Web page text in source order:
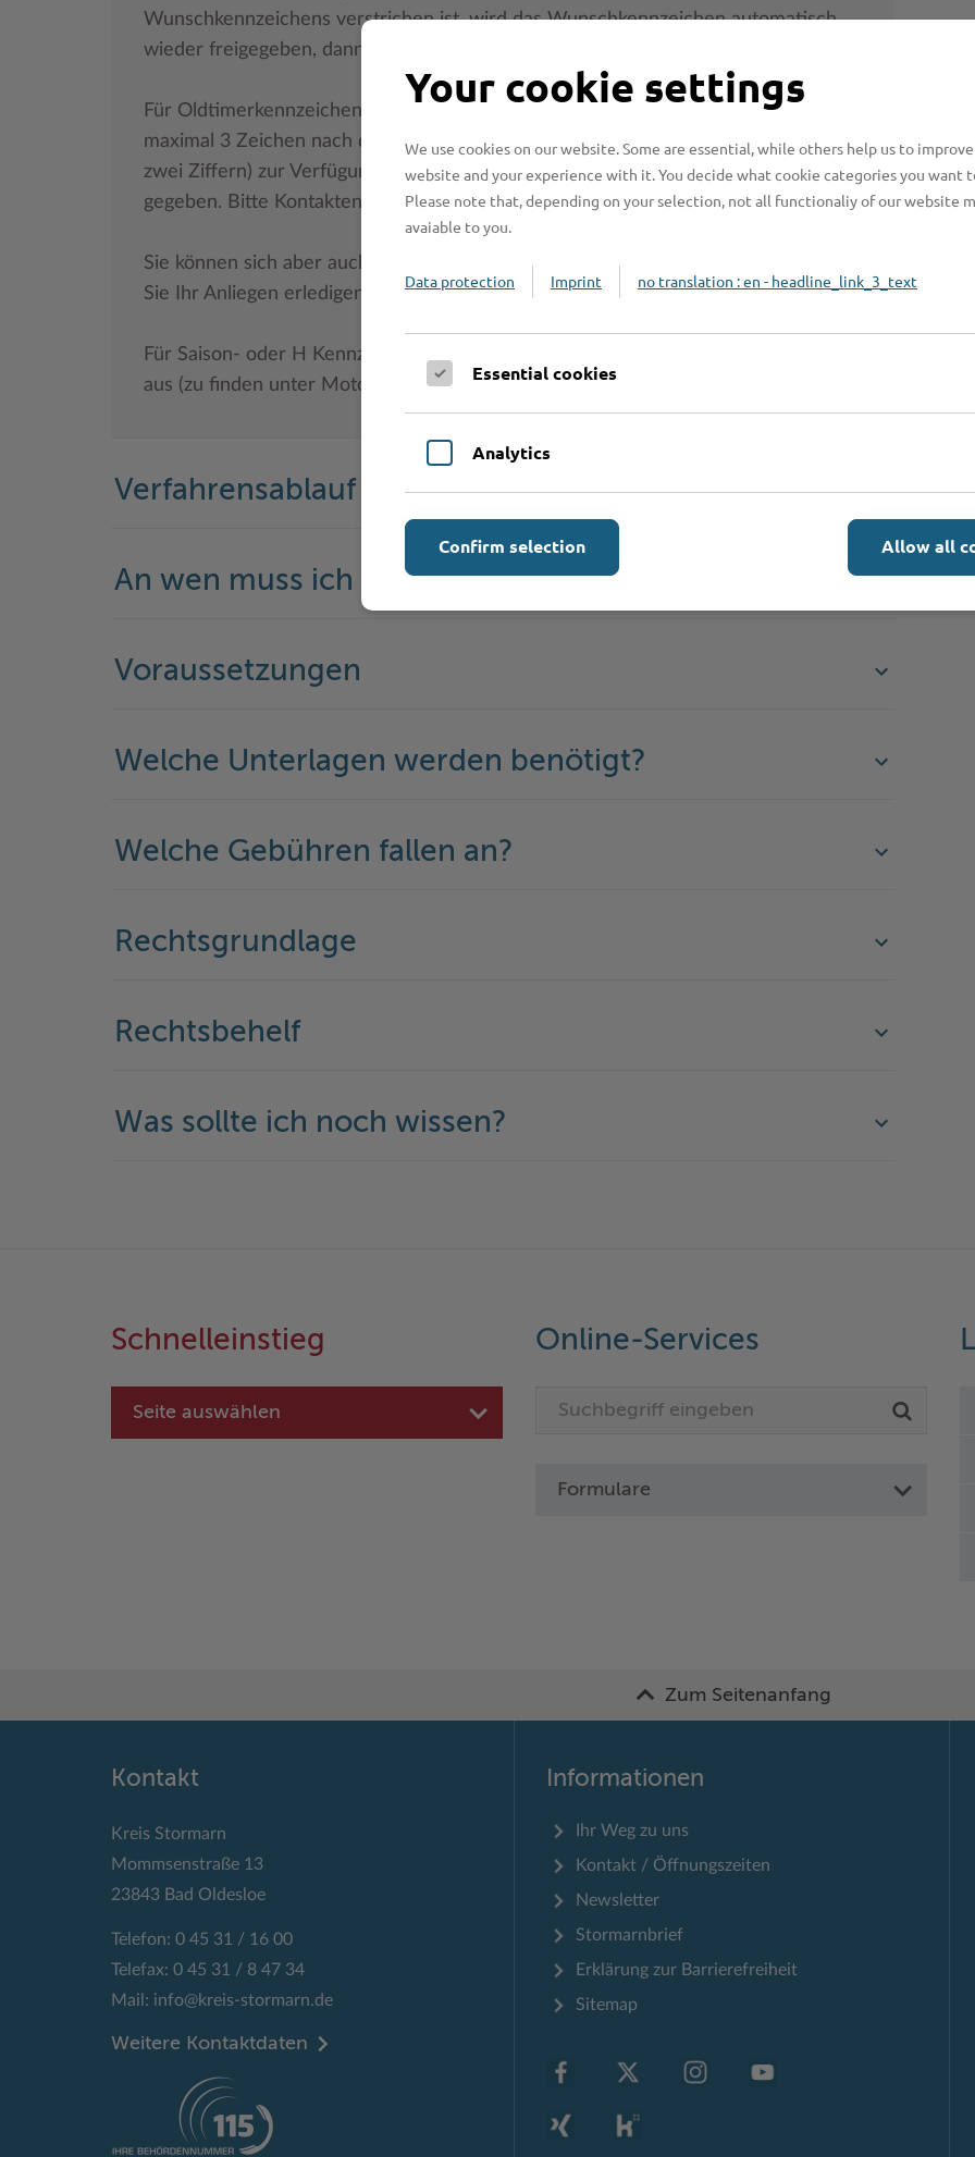
Wunschkennzeichens verstrichen ist, wird das Wunschkennzeichen automatisch
wieder freigegeben, dann entstehen Ihnen keine Kosten.
Für Oldtimerkennzeichen (H) in Kombination mit Saison stehen aus Platzgründen
maximal 3 Zeichen nach dem Unterscheidungszeichen OD-( z.B. 1 Buchstabe und
zwei Ziffern) zur Verfügung. Diese Kennzeichen sind im Internet nicht frei
gegeben. Bitte Kontakten Sie zur Reservierung die Zulassungsbehörde.
Sie können sich aber auch direkt am Schalter ein Kennzeichen aussuchen, wenn
Sie Ihr Anliegen erledigen.
Für Saison- oder H Kennzeichen wählen Sie bitte max. 2 Buchstaben und 2 Zahlen
aus (zu finden unter Motorradkennzeichen).
Verfahrensablauf
An wen muss ich mich wenden?
Voraussetzungen
Welche Unterlagen werden benötigt?
Welche Gebühren fallen an?
Rechtsgrundlage
Rechtsbehelf
Was sollte ich noch wissen?
Schnelleinstieg
Seite auswählen
Online-Services
Formulare
Zum Seitenanfang
Kontakt
Kreis Stormarn
Mommsenstraße 13
23843 Bad Oldesloe
Telefon: 0 45 31 / 16 00
Telefax: 0 45 31 / 8 47 34
Mail: info@kreis-stormarn.de
Weitere Kontaktdaten
Informationen
Ihr Weg zu uns
Kontakt / Öffnungszeiten
Newsletter
Stormarnbrief
Erklärung zur Barrierefreiheit
Sitemap
Your cookie settings
We use cookies on our website. Some are essential, while others help us to
website and your experience with it. You decide what cookie categories you want
Please note that, depending on your selection, not all functionaliy of our website
avaiable to you.
Data protection Imprint no translation : en - headline_link_3_text
Essential cookies
Analytics
Allow all
Confirm selection